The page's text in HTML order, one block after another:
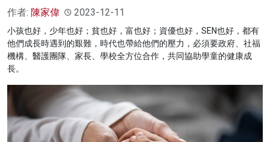
作者: 陳家偉 2023-12-11
小孩也好，少年也好；貧也好，富也好；資優也好，SEN也好，都有
他們成長時遇到的艱難，時代也帶給他們的壓力，必須要政府、社福
機構、醫護團隊、家長、學校全方位合作，共同協助學童的健康成
長。